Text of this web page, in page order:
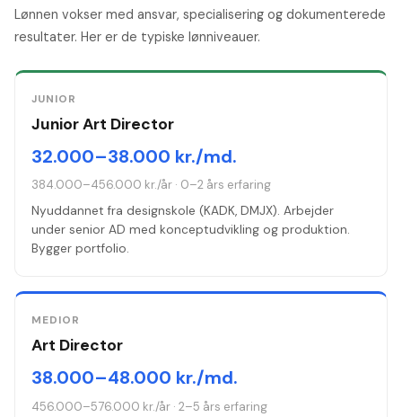
Lønnen vokser med ansvar, specialisering og dokumenterede
resultater. Her er de typiske lønniveauer.
JUNIOR
Junior Art Director
32.000–38.000 kr./md.
384.000–456.000 kr./år · 0–2 års erfaring
Nyuddannet fra designskole (KADK, DMJX). Arbejder
under senior AD med konceptudvikling og produktion.
Bygger portfolio.
MEDIOR
Art Director
38.000–48.000 kr./md.
456.000–576.000 kr./år ·2–5 års erfaring